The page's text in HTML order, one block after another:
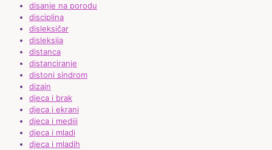
disanje na porodu
disciplina
disleksičar
disleksija
distanca
distanciranje
distoni sindrom
dizajn
djeca i brak
djeca i ekrani
djeca i mediji
djeca i mladi
djeca i mladih